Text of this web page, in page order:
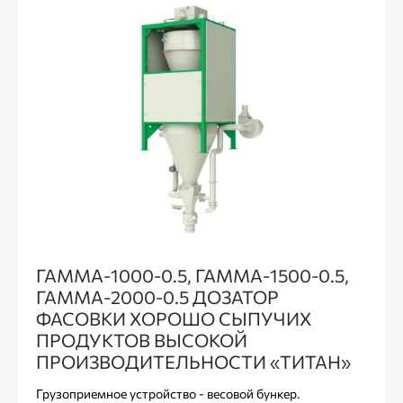
ГАММА-1000-0.5, ГАММА-1500-0.5,
ГАММА-2000-0.5 ДОЗАТОР
ФАСОВКИ ХОРОШО СЫПУЧИХ
ПРОДУКТОВ ВЫСОКОЙ
ПРОИЗВОДИТЕЛЬНОСТИ «ТИТАН»
Грузоприемное устройство - весовой бункер.